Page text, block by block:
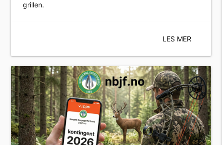
grillen.
LES MER